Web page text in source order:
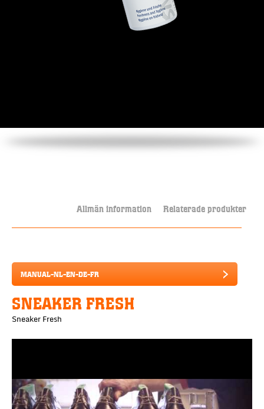
Allmän information Relaterade produkter
MANUAL-NL-EN-DE-FR
SNEAKER FRESH
Sneaker Fresh